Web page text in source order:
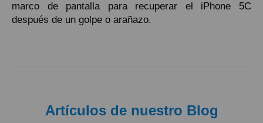
marco de pantalla para recuperar el iPhone 5C
después de un golpe o arañazo.
Artículos de nuestro Blog